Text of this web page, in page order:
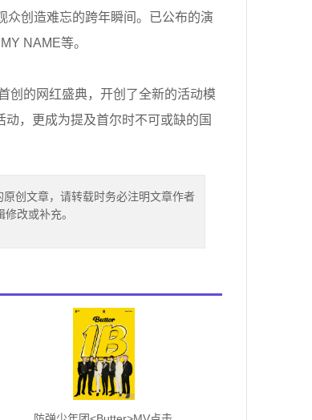
众创造难忘的跨年瞬间。已公布的演
NAME等。
的网红盛典，开创了全新的活动模
，更成为提及首尔时不可或缺的国
创文章，请转载时务必注明文章作者
改或补充。